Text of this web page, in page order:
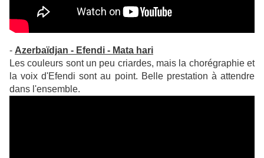
- Azerbaïdjan - Efendi - Mata hari
Les couleurs sont un peu criardes, mais la chorégraphie et
la voix d'Efendi sont au point. Belle prestation à attendre
dans l'ensemble.